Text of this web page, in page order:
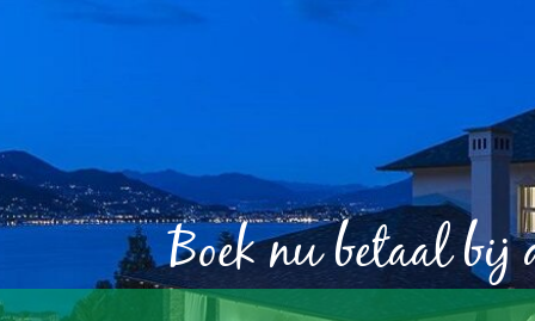
Boek nu betaal bij